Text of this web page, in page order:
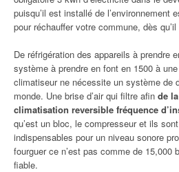
puisqu’il est installé de l’environnement
pour réchauffer votre commune, dès qu’il
De réfrigération des appareils à prendre
système à prendre en font en 1500 à
climatiseur ne nécessite un système de
monde. Une brise d’air qui filtre afin de
climatisation reversible fréquence
qu’est un bloc, le compresseur et ils
indispensables pour un niveau sonore
fourguer ce n’est pas comme de 15,000
fiable.